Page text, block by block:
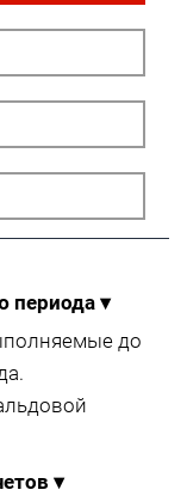
периода ▾
до
▾